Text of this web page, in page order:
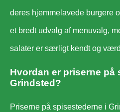
deres hjemmelavede burgere
et bredt udvalg af menuvalg,
salater er særligt kendt og
Hvordan er priserne på
Grindsted?
Priserne på spisestederne i